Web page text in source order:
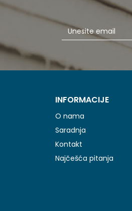
INFORMACIJE
O nama
Saradnja
Kontakt
Najčešća pitanja